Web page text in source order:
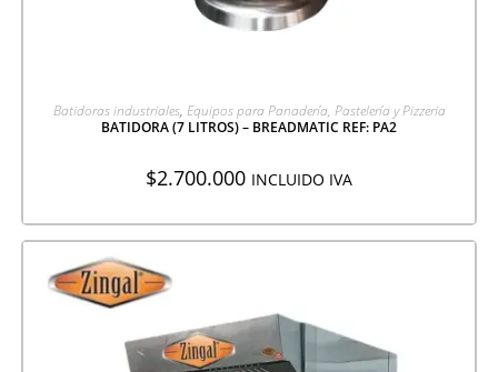
AGREGAR A COTIZACIÓN
Batidoras industriales, Equipos para Panadería, Pastelería y Pizzeria
BATIDORA (7 LITROS) – BREADMATIC REF: PA2
$2.700.000 INCLUIDO IVA